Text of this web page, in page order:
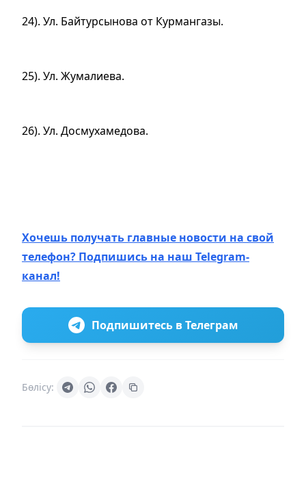
24). Ул. Байтурсынова от Курмангазы.
25). Ул. Жумалиева.
26). Ул. Досмухамедова.
Хочешь получать главные новости на свой
телефон? Подпишись на наш Telegram-
канал!
Подпишитесь в Телеграм
Бөлісу: